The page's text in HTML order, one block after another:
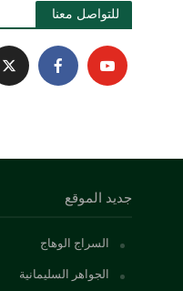
للتواصل معنا
جديد الموقع
السراج الوهاج
الجواهر السليمانية